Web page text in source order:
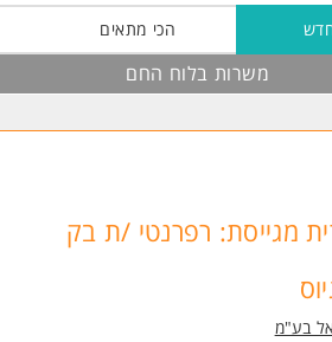
הכי מתאים
משרות בלוח החם
מגייסת: רפרנטי /ת בק
בע"מ